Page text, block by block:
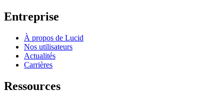
Entreprise
À propos de Lucid
Nos utilisateurs
Actualités
Carrières
Ressources